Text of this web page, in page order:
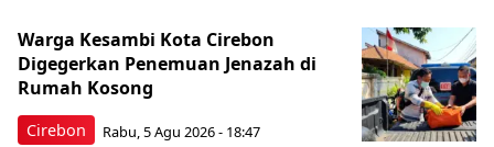
Cirebon
Warga Kesambi Kota Cirebon
Digegerkan Penemuan Jenazah di
Rumah Kosong
Rabu, 5 Agu 2026 - 18:47